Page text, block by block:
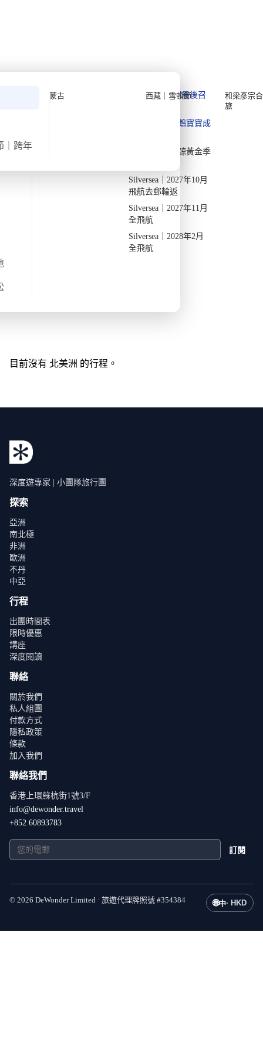
Quark 極地探險先鋒
Quark｜11月初最後召
Quark｜1月企鵝寶寶成
Quark｜3月觀鯨黃金季
Silversea｜2027年10月
飛航去郵輪返
Silversea｜2027年11月
全飛航
Silversea｜2028年2月
全飛航
和梁彥宗
旅
｜跨年
蒙古 西藏｜雪頓節
› ›
深度遊 北美洲
目前沒有 北美洲 的行程。
深度遊專家 | 小團隊旅行團
探索
亞洲
南北極
非洲
歐洲
不丹
中亞
行程
出團時間表
限時優惠
講座
深度閱讀
聯絡
關於我們
私人組團
付款方式
隱私政策
條款
加入我們
聯絡我們
香港上環蘇杭街1號3/F
info@dewonder.travel
+852 60893783
訂閱
© 2026 DeWonder Limited · 旅遊代理牌照號 #354384 🌐中· HKD